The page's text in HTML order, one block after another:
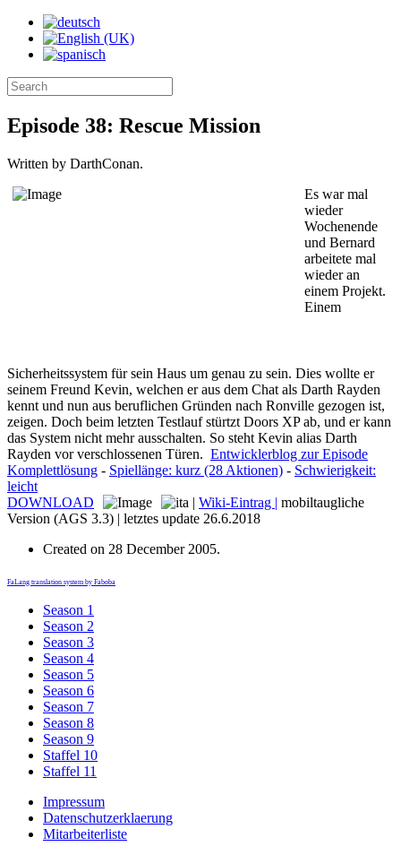
Episode 38: Rescue Mission
Written by DarthConan.
Es war mal
wieder
Wochenende
und Bernard
arbeitete mal
wieder an
einem Projekt.
Einem
Sicherheitssystem für sein Haus um genau zu sein. Dies wollte er
seinem Freund Kevin, welchen er aus dem Chat als Darth Rayden
kennt und nun aus beruflichen Gründen nach Ronville gezogen ist,
zeigen. Doch beim letzten Testlauf stürtzt Doors XP ab, und er kann
das System nicht mehr ausschalten. So steht Kevin alias Darth
Rayden vor verschlossenen Türen. Entwicklerblog zur Episode
Komplettlösung - Spiellänge: kurz (28 Aktionen) - Schwierigkeit:
leicht
DOWNLOAD
| Wiki-Eintrag | mobiltaugliche
Version (AGS 3.3) | letztes update 26.6.2018
Created on 28 December 2005.
FaLang translation system by Faboba
Season 1
Season 2
Season 3
Season 4
Season 5
Season 6
Season 7
Season 8
Season 9
Staffel 10
Staffel 11
Impressum
Datenschutzerklaerung
Mitarbeiterliste